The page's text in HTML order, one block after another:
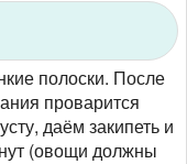
полоски. После
проварится
даём закипеть и
(овощи должны